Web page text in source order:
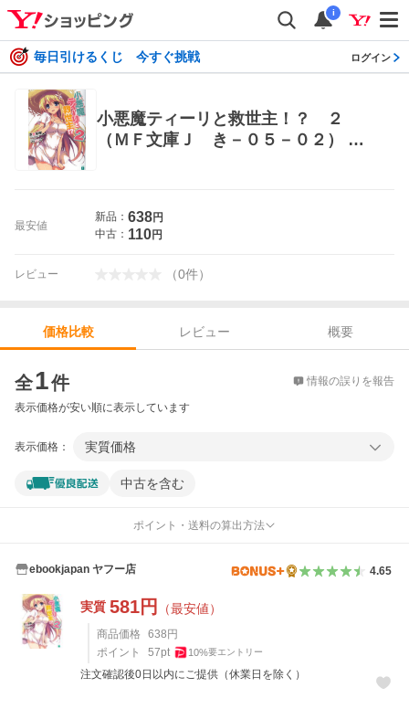
i
毎日引けるくじ 今すぐ挑戦 ログイン
小悪魔ティーリと救世主！？ ２
（ＭＦ文庫Ｊ き－０５－０２） 衣
最安値
新品： 638円
中古： 110円
レビュー （0件）
価格比較 レビュー
概要
全1件 情報の誤りを報告
表示価格が安い順に表示しています
表示価格： 実質価格
中古を含む
ポイント・送料の算出方法
ebookjapan ヤフー店 4.65
実質 581円 （最安値）
商品価格 638 円
ポイント
57pt 10%要エントリー
注文確認後0日以内にご提供（休業日を除く）